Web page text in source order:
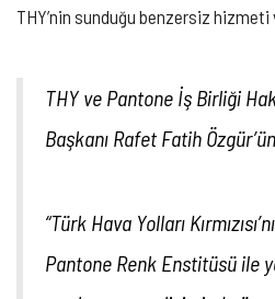
THY’nin sunduğu benzersiz
THY ve Pantone İş Birliği
Başkanı Rafet Fatih
“Türk Hava Yolları
Pantone Renk Enstitüsü ile